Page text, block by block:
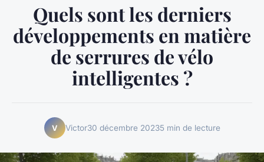
Quels sont les derniers
développements en matière
de serrures de vélo
intelligentes ?
V Victor30 décembre 20235 min de lecture